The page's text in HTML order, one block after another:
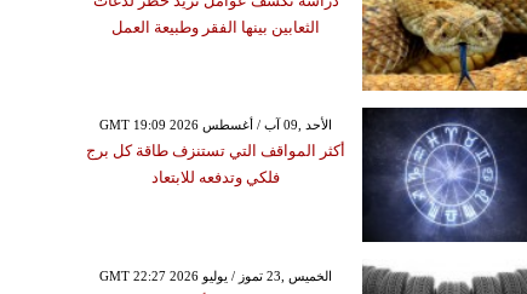
الثعابين بينها الفقر وطبيعة العمل
GMT 19:09 2026 الأحد ,09 آب / أغسطس
أكثر المواقف التي تستنزف طاقة كل برج
فلكي وتدفعه للابتعاد
GMT 22:27 2026 الخميس ,23 تموز / يوليو